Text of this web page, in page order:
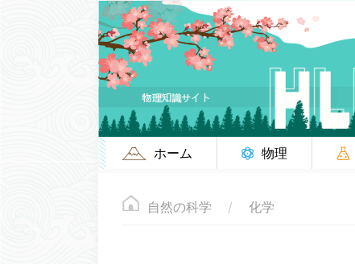
ホーム 物理
自然の科学 化学